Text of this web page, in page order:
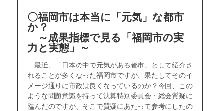
〇福岡市は本当に「元気」な都市
か？
～成果指標で見る「福岡市の実
力と実態」～
最近、「日本の中で元気がある都市」として紹介さ
れることが多くなった福岡市ですが、果たしてそのイ
メージ通りに市政は良くなっているのか？今回、この
ような問題意識を持って決算特別委員会・総会質疑に
臨んだのですが、そこで質疑にあたって参考にしたの